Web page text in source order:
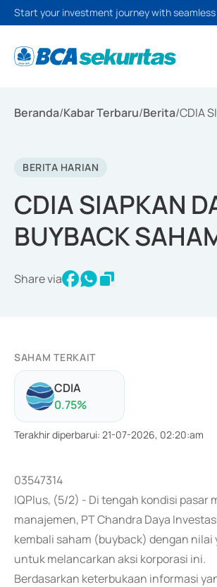
Start your investment journey with
Beranda/Kabar Terbaru/Berita/CDIA
BERITA HARIAN
CDIA SIAPKAN
BUYBACK
Share via
SAHAM TERKAIT
CDIA
0.75%
Terakhir diperbarui: 21-07-2026, 02:20:am
03547314
IQPlus, (5/2) - Di tengah kondisi
manajemen, PT Chandra Daya
kembali saham (buyback) dengan
untuk melancarkan aksi korporasi ini.
Berdasarkan keterbukaan informasi